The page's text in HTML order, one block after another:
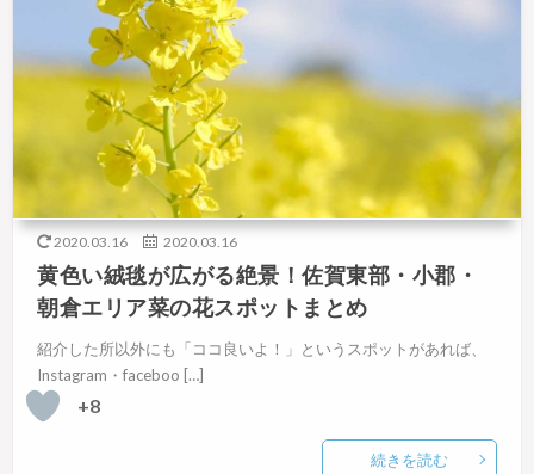
2020.03.16 2020.03.16
黄色い絨毯が広がる絶景！佐賀東部・小郡・
朝倉エリア菜の花スポットまとめ
紹介した所以外にも「ココ良いよ！」というスポットがあれば、
Instagram・faceboo […]
+8
続きを読む